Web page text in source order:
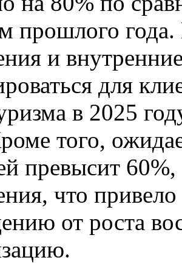
прошлого года.
и
для
в 2025
того,
превысит
что
от роста